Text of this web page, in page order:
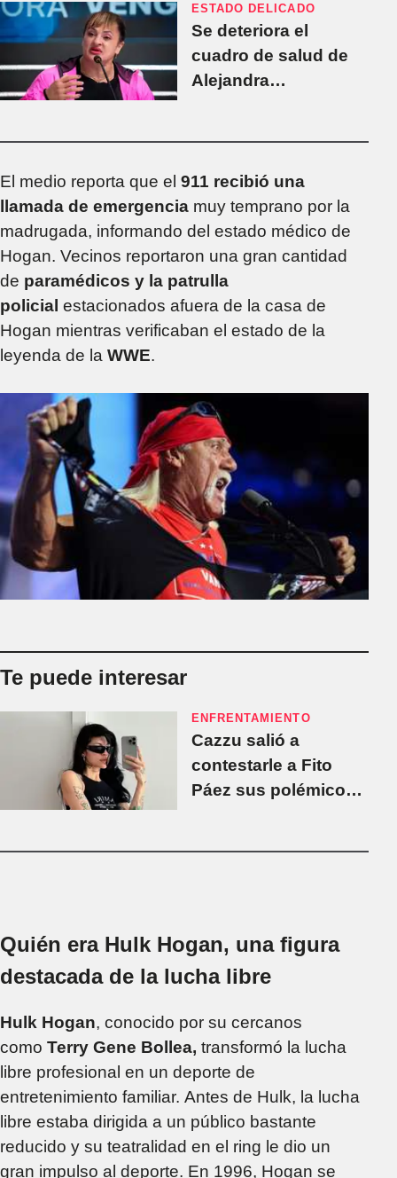
ESTADO DELICADO
Se deteriora el
cuadro de salud de
Alejandra
El medio reporta que el 911 recibió una
llamada de emergencia muy temprano por la
madrugada, informando del estado médico de
Hogan. Vecinos reportaron una gran cantidad
de paramédicos y la patrulla
policial estacionados afuera de la casa de
Hogan mientras verificaban el estado de la
leyenda de la WWE.
Te puede interesar
ENFRENTAMIENTO
Cazzu salió a
contestarle a Fito
Páez sus polémicos
Quién era Hulk Hogan, una figura
destacada de la lucha libre
Hulk Hogan, conocido por su cercanos
como Terry Gene Bollea, transformó la lucha
libre profesional en un deporte de
entretenimiento familiar. Antes de Hulk, la lucha
libre estaba dirigida a un público bastante
reducido y su teatralidad en el ring le dio un
gran impulso al deporte. En 1996, Hogan se